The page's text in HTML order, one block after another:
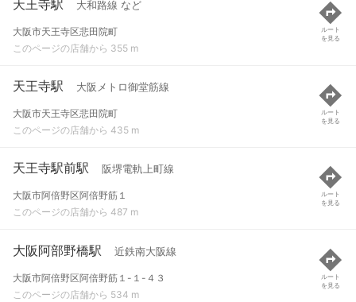
天王寺駅 大和路線 など
大阪市天王寺区悲田院町
このページの店舗から 355 m
ルート
を見る
天王寺駅 大阪メトロ御堂筋線
大阪市天王寺区悲田院町
このページの店舗から 435 m
ルート
を見る
天王寺駅前駅 阪堺電軌上町線
大阪市阿倍野区阿倍野筋１
このページの店舗から 487 m
ルート
を見る
大阪阿部野橋駅 近鉄南大阪線
大阪市阿倍野区阿倍野筋１-１-４３
このページの店舗から 534 m
ルート
を見る